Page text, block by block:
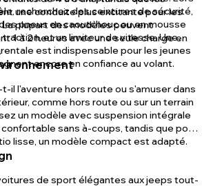
une conduite plus excitante pour les
plupart des modèles peuvent
1 à 2 heures avec une seule charge en
recherchez des ceintures de sécurité,
pneus en caoutchouc ou en mousse
traction, et un limiteur de vitesse. Une
est indispensable pour les jeunes
encore en confiance au volant.
il l'aventure hors route ou s'amuser dans
comme hors route ou sur un terrain
un modèle avec suspension intégrale
sans à-coups, tandis que pour
lisse, un modèle compact est adapté.
de sport élégantes aux jeeps tout-